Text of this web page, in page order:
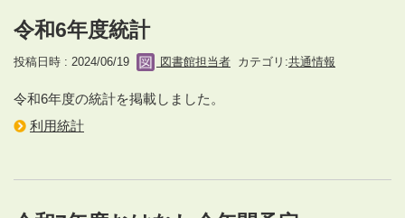
令和6年度統計
投稿日時 : 2024/06/19 図書館担当者 カテゴリ:共通情報
令和6年度の統計を掲載しました。
利用統計